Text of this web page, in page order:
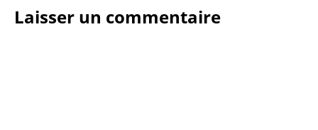
Laisser un commentaire